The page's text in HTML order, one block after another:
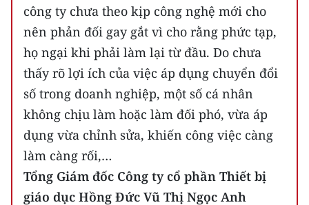
CHUYÊN ĐỀ
CÁC CHUYÊN TRANG
VỀ BÁO NHÂN DÂN
THỜI NAY
NHÂN DÂN CUỐI TUẦN
NHÂN DÂN HẰNG THÁNG
công ty chưa theo kịp công nghệ mới cho
nên phản đối gay gắt vì cho rằng phức tạp,
họ ngại khi phải làm lại từ đầu. Do chưa
thấy rõ lợi ích của việc áp dụng chuyển đổi
số trong doanh nghiệp, một số cá nhân
không chịu làm hoặc làm đối phó, vừa áp
dụng vừa chỉnh sửa, khiến công việc càng
làm càng rối,…
Tổng Giám đốc Công ty cổ phần Thiết bị
giáo dục Hồng Đức Vũ Thị Ngọc Anh